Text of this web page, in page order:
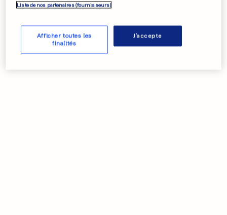
Liste de nos partenaires (fournisseurs)
Afficher toutes les
finalités
J'accepte